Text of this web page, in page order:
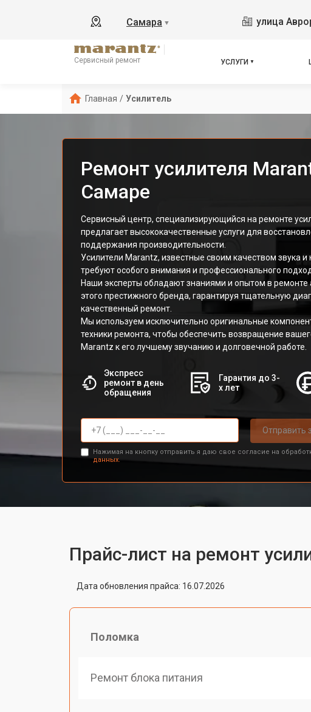
Самара ▼ улица
Сервисный ремонт УСЛУГИ
Главная / Усилитель
Ремонт усилителя
Самаре
Сервисный центр, специализирующийся на ремонте
предлагает высококачественные услуги для
поддержания производительности.
Усилители Marantz, известные своим качеством звука
требуют особого внимания и профессионального
Наши эксперты обладают знаниями и опытом в ремонте
этого престижного бренда, гарантируя тщательную
качественный ремонт.
Мы используем исключительно оригинальные
техники ремонта, чтобы обеспечить возвращение
Marantz к его лучшему звучанию и долговечной работе.
Экспресс
ремонт в день
обращения
Гарантия до 3-
х лет
Отправить
Нажимая на кнопку отправить я даю свое согласие на
данных.
Прайс-лист на ремонт
Дата обновления прайса: 16.07.2026
Поломка
Ремонт блока питания